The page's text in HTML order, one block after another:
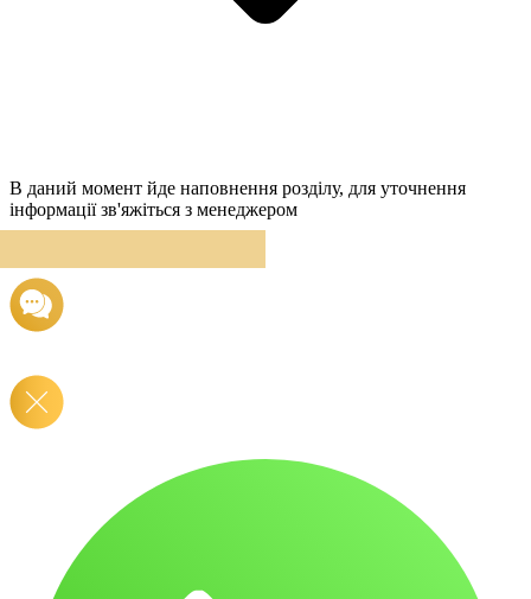
В даний момент йде наповнення розділу, для уточнення
інформації зв'яжіться з менеджером